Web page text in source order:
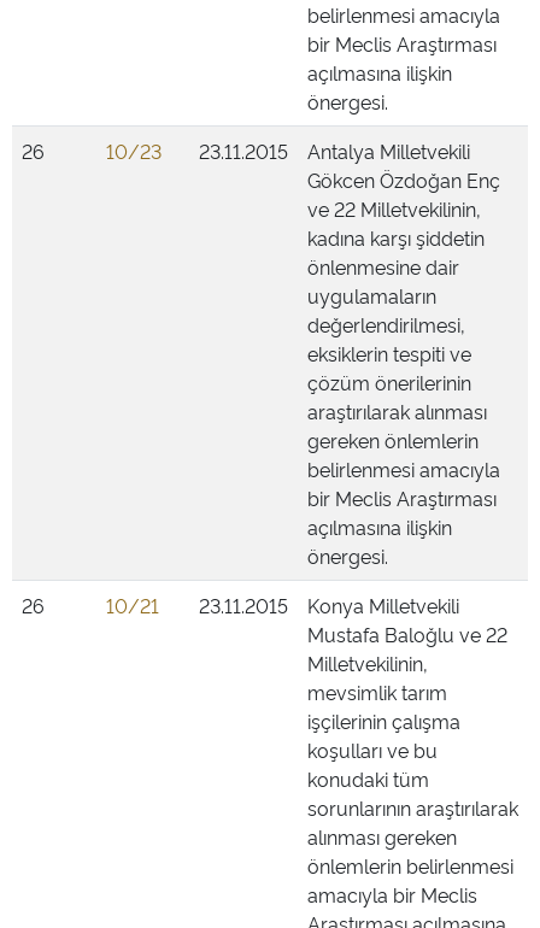
belirlenmesi amacıyla
bir Meclis Araştırması
açılmasına ilişkin
önergesi.
26
10/23 23.11.2015
Antalya Milletvekili
Gökcen Özdoğan Enç
ve 22 Milletvekilinin,
kadına karşı şiddetin
önlenmesine dair
uygulamaların
değerlendirilmesi,
eksiklerin tespiti ve
çözüm önerilerinin
araştırılarak alınması
gereken önlemlerin
belirlenmesi amacıyla
bir Meclis Araştırması
açılmasına ilişkin
önergesi.
26
10/21 23.11.2015
Konya Milletvekili
Mustafa Baloğlu ve 22
Milletvekilinin,
mevsimlik tarım
işçilerinin çalışma
koşulları ve bu
konudaki tüm
sorunlarının araştırılarak
alınması gereken
önlemlerin belirlenmesi
amacıyla bir Meclis